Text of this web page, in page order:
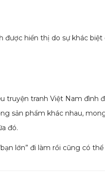
được hiển thị do sự khác
truyện tranh Việt Nam đình
sản phẩm khác nhau,
đó.
lớn” đi làm rồi cũng có